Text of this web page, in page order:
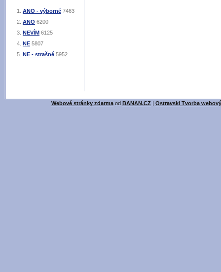
ANO - výborné 7463
ANO 6200
NEVÍM 6125
NE 5807
NE - strašné 5952
Webové stránky zdarma od BANAN.CZ | Ostravski Tvorba